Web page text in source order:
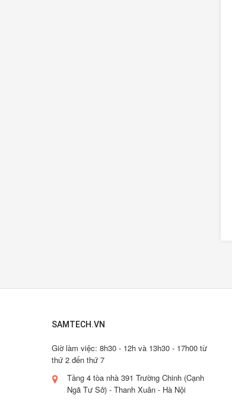
SAMTECH.VN
Giờ làm việc: 8h30 - 12h và 13h30 - 17h00 từ
thứ 2 đến thứ 7
Tầng 4 tòa nhà 391 Trường Chinh (Cạnh
Ngã Tư Sở) - Thanh Xuân - Hà Nội